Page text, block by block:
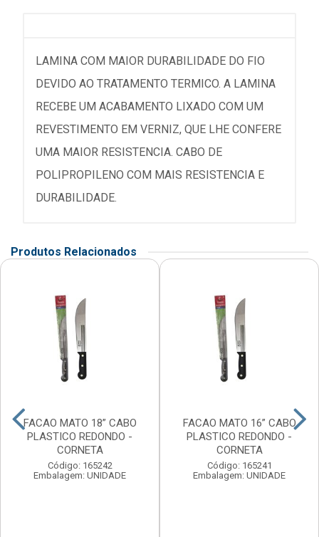
LAMINA COM MAIOR DURABILIDADE DO FIO
DEVIDO AO TRATAMENTO TERMICO. A LAMINA
RECEBE UM ACABAMENTO LIXADO COM UM
REVESTIMENTO EM VERNIZ, QUE LHE CONFERE
UMA MAIOR RESISTENCIA. CABO DE
POLIPROPILENO COM MAIS RESISTENCIA E
DURABILIDADE.
Produtos Relacionados
FACAO MATO 18” CABO
PLASTICO REDONDO -
CORNETA
Código: 165242
Embalagem: UNIDADE
FACAO MATO 16” CABO
PLASTICO REDONDO -
CORNETA
Código: 165241
Embalagem: UNIDADE